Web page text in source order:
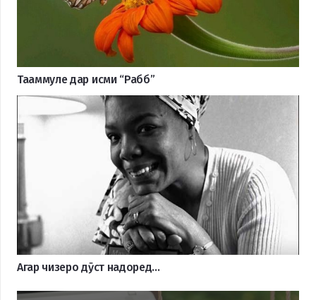
Тааммуле дар исми “Рабб”
Агар чизеро дӯст надоред…